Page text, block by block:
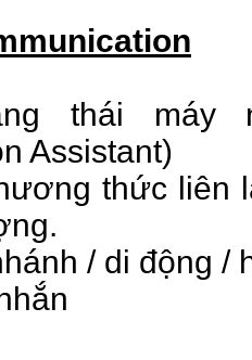
thái máy
Assistant)
thức liên
/ di động /